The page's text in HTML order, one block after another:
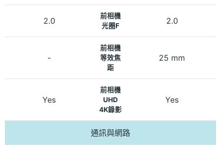
2.0
前相機
光圈F
2.0
-
前相機
等效焦
距
25 mm
Yes
前相機
UHD
4K錄影
Yes
通訊與網路